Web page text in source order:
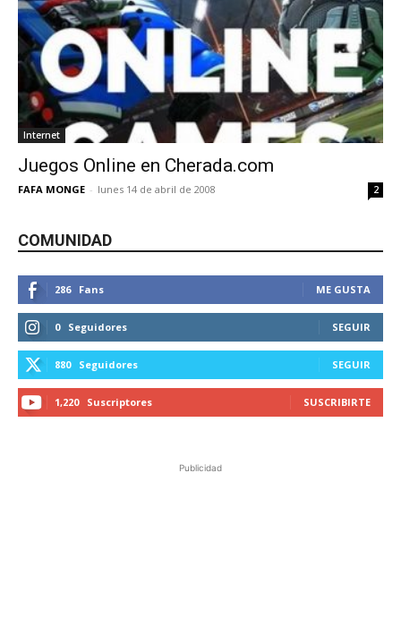
Internet
Juegos Online en Cherada.com
FAFA MONGE - lunes 14 de abril de 2008 2
COMUNIDAD
286 Fans ME GUSTA
0 Seguidores SEGUIR
880 Seguidores SEGUIR
1,220 Suscriptores SUSCRIBIRTE
Publicidad